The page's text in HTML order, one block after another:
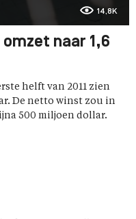
14,8K
naar 1,6
helft van 2011 zien
De netto winst zou in
500 miljoen dollar.